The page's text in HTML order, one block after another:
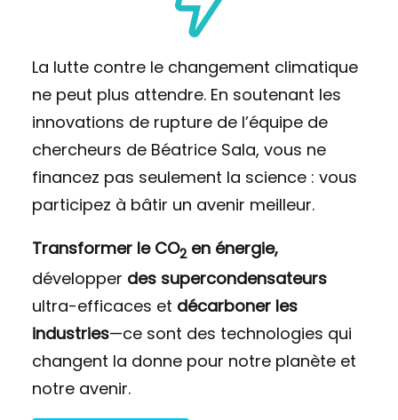
La lutte contre le changement climatique
ne peut plus attendre. En soutenant les
innovations de rupture de l’équipe de
chercheurs de Béatrice Sala, vous ne
financez pas seulement la science : vous
participez à bâtir un avenir meilleur.
Transformer le CO2 en énergie,
développer des supercondensateurs
ultra-efficaces et décarboner les
industries—ce sont des technologies qui
changent la donne pour notre planète et
notre avenir.